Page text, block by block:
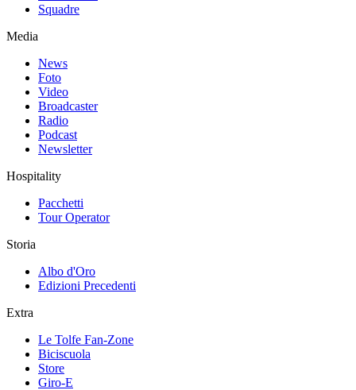
Squadre
Media
News
Foto
Video
Broadcaster
Radio
Podcast
Newsletter
Hospitality
Pacchetti
Tour Operator
Storia
Albo d'Oro
Edizioni Precedenti
Extra
Le Tolfe Fan-Zone
Biciscuola
Store
Giro-E